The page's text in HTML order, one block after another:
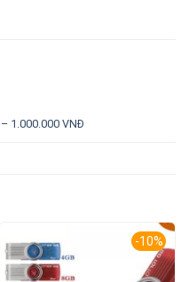
1.000.000 VNĐ
-10%